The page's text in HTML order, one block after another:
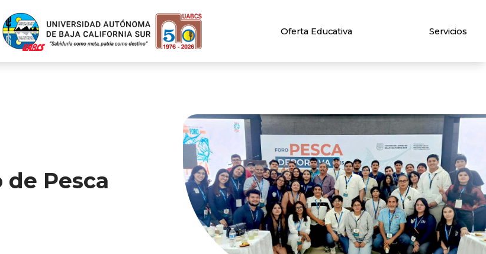
Oferta Educativa Servicios
de Pesca